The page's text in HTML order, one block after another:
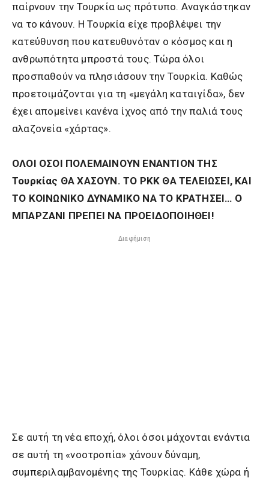
παίρνουν την Τουρκία ως πρότυπο. Αναγκάστηκαν
να το κάνουν. Η Τουρκία είχε προβλέψει την
κατεύθυνση που κατευθυνόταν ο κόσμος και η
ανθρωπότητα μπροστά τους. Τώρα όλοι
προσπαθούν να πλησιάσουν την Τουρκία. Καθώς
προετοιμάζονται για τη «μεγάλη καταιγίδα», δεν
έχει απομείνει κανένα ίχνος από την παλιά τους
αλαζονεία «χάρτας».
ΟΛΟΙ ΟΣΟΙ ΠΟΛΕΜΑΙΝΟΥΝ ΕΝΑΝΤΙΟΝ ΤΗΣ
Τουρκίας ΘΑ ΧΑΣΟΥΝ. ΤΟ ΡΚΚ ΘΑ ΤΕΛΕΙΩΣΕΙ, ΚΑΙ
ΤΟ ΚΟΙΝΩΝΙΚΟ ΔΥΝΑΜΙΚΟ ΝΑ ΤΟ ΚΡΑΤΗΣΕΙ… Ο
ΜΠΑΡΖΑΝΙ ΠΡΕΠΕΙ ΝΑ ΠΡΟΕΙΔΟΠΟΙΗΘΕΙ!
Διαφήμιση
Σε αυτή τη νέα εποχή, όλοι όσοι μάχονται ενάντια
σε αυτή τη «νοοτροπία» χάνουν δύναμη,
συμπεριλαμβανομένης της Τουρκίας. Κάθε χώρα ή